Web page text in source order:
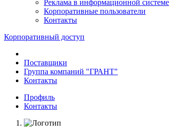
Реклама в информационной системе
Корпоративные пользователи
Контакты
Корпоративный доступ
Поставщики
Группа компаний "ГРАНТ"
Контакты
Профиль
Контакты